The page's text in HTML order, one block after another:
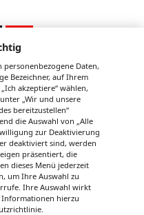
die aktuelle Ausgabe der
in den 120
der RegionalMedien
Archiv der vergangenen
personenbezogene Daten,
Bezeichner, auf Ihrem
akzeptiere“ wählen,
„Wir und unsere
bereitzustellen“
die Auswahl von „Alle
zur Deaktivierung
deaktiviert sind, werden
präsentiert, die
dieses Menü jederzeit
um Ihre Auswahl zu
Ihre Auswahl wirkt
Informationen hierzu